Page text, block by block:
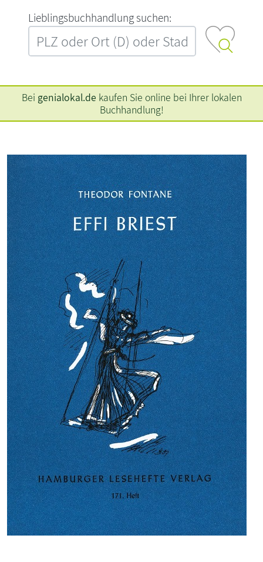
L‍i‍e‍b‍l‍i‍n‍g‍s‍b‍u‍c‍h‍h‍a‍n‍d‍l‍u‍n‍g‍ ‍s‍u‍c‍h‍e‍n‍:‍
Bei genialokal.de kaufen Sie online bei Ihrer lokalen
Buchhandlung!